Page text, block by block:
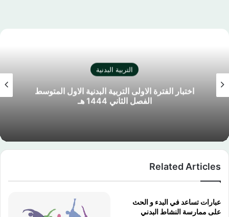
التربية البدنية
اختبار الفترة الاولى التربية البدنية الاول المتوسط
الفصل الثاني 1444 هـ
Related Articles
عبارات تساعد في البدء و الحث
على ممارسة النشاط البدني